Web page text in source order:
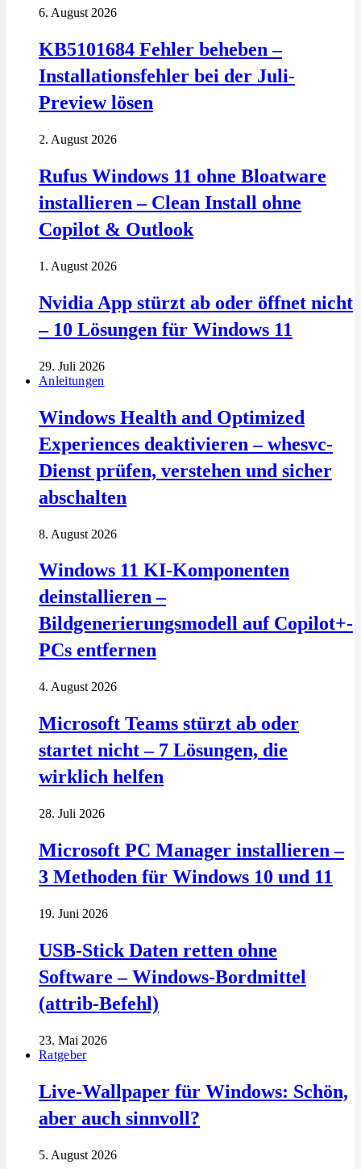
6. August 2026
KB5101684 Fehler beheben –
Installationsfehler bei der Juli-
Preview lösen
2. August 2026
Rufus Windows 11 ohne Bloatware
installieren – Clean Install ohne
Copilot & Outlook
1. August 2026
Nvidia App stürzt ab oder öffnet nicht
– 10 Lösungen für Windows 11
29. Juli 2026
Anleitungen
Windows Health and Optimized
Experiences deaktivieren – whesvc-
Dienst prüfen, verstehen und sicher
abschalten
8. August 2026
Windows 11 KI-Komponenten
deinstallieren –
Bildgenerierungsmodell auf Copilot+-
PCs entfernen
4. August 2026
Microsoft Teams stürzt ab oder
startet nicht – 7 Lösungen, die
wirklich helfen
28. Juli 2026
Microsoft PC Manager installieren –
3 Methoden für Windows 10 und 11
19. Juni 2026
USB-Stick Daten retten ohne
Software – Windows-Bordmittel
(attrib-Befehl)
23. Mai 2026
Ratgeber
Live-Wallpaper für Windows: Schön,
aber auch sinnvoll?
5. August 2026